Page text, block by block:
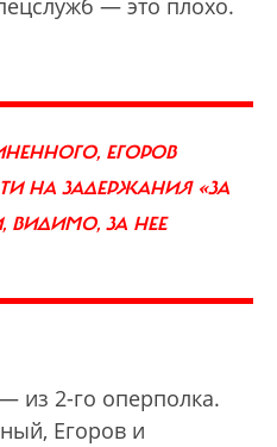
— это плохо.
ЕГОРОВ
НА ЗАДЕРЖАНИЯ «ЗА
ВИДИМО, ЗА НЕЕ
из 2-го оперполка.
Егоров и